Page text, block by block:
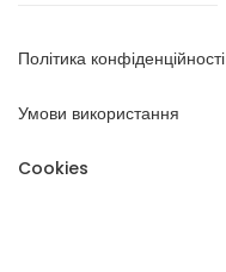
Політика конфіденційності
Умови використання
Cookies